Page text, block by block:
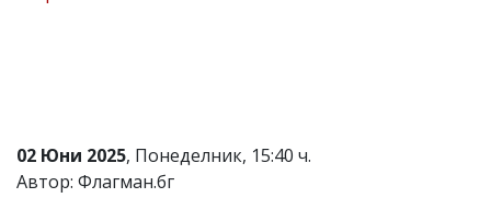
и
редакцията
02 Юни 2025, Понеделник, 15:40 ч.
Автор: Флагман.бг